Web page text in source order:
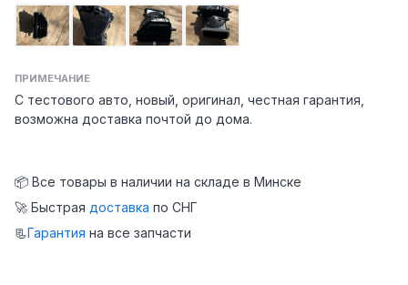
ПРИМЕЧАНИЕ
С тестового авто, новый, оригинал, честная гарантия,
возможна доставка почтой до дома.
📦 Все товары в наличии на складе в Минске
🚀 Быстрая доставка по СНГ
📃Гарантия на все запчасти